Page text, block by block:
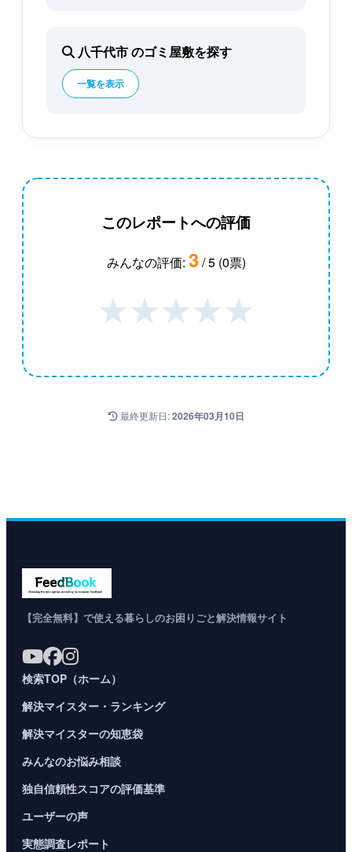
八千代市 のゴミ屋敷を探す
一覧を表示
このレポートへの評価
みんなの評価: 3/ 5 (0票)
★★★★★
最終更新日:2026年03月10日
【完全無料】で使える暮らしのお困りごと解決情報サイト
検索TOP（ホーム）
解決マイスター・ランキング
解決マイスターの知恵袋
みんなのお悩み相談
独自信頼性スコアの評価基準
ユーザーの声
実態調査レポート